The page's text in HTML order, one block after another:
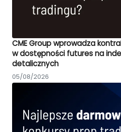
CME Group wprowadza
w dostępności futures na
detalicznych
05/08/2026